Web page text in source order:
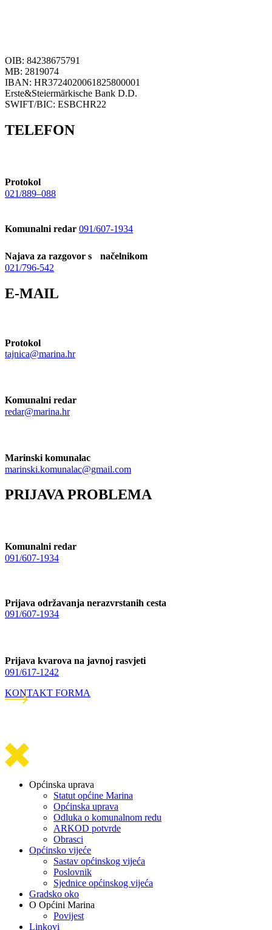
OIB: 84238675791
MB: 2819074
IBAN: HR3724020061825800001
Erste&Steiermärkische Bank D.D.
SWIFT/BIC: ESBCHR22
TELEFON
Protokol
021/889–088
Komunalni redar 091/607-1934
Najava za razgovor s načelnikom
021/796-542
E-MAIL
Protokol
tajnica@marina.hr
Komunalni redar
redar@marina.hr
Marinski komunalac
marinski.komunalac@gmail.com
PRIJAVA PROBLEMA
Komunalni redar
091/607-1934
Prijava održavanja nerazvrstanih cesta
091/607-1934
Prijava kvarova na javnoj rasvjeti
091/617-1242
KONTAKT FORMA
Općinska uprava
Statut općine Marina
Općinska uprava
Odluka o komunalnom redu
ARKOD potvrde
Obrasci
Općinsko vijeće
Sastav općinskog vijeća
Poslovnik
Sjednice općinskog vijeća
Gradsko oko
O Općini Marina
Povijest
Linkovi